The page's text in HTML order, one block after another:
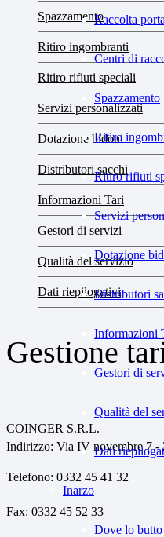
Raccolta
Centri di
Spazzamento
Ritiro
Ritiro rifiuti
Servizi
Dotazione
Distributori
Informazioni
Gestori di
Qualità del
Dati
Inarzo
Dove lo butto
Spazzamento
Ritiro ingombranti
Ritiro rifiuti speciali
Servizi personalizzati
Dotazione bidoni
Distributori sacchi
Informazioni Tari
Gestori di servizi
Qualità del servizio
Dati riepilogativi
Gestione
COINGER S.R.L.
Indirizzo: Via IV novembre 7 -
Telefono: 0332 45 41 32
Fax: 0332 45 52 33